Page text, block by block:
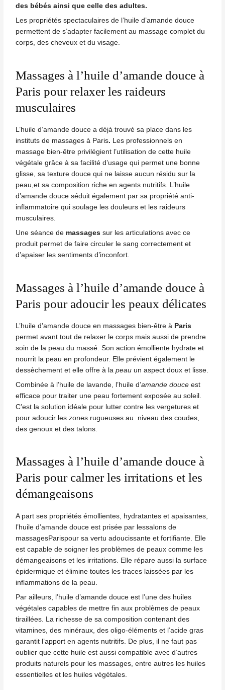
des bébés ainsi que celle des adultes.
Les propriétés spectaculaires de l’huile d’amande douce
permettent de s’adapter facilement au massage complet du
corps, des cheveux et du visage.
Massages à l’huile d’amande douce à
Paris pour relaxer les raideurs
musculaires
L’huile d’amande douce a déjà trouvé sa place dans les
instituts de massages à Paris. Les professionnels en
massage bien-être privilégient l’utilisation de cette huile
végétale grâce à sa facilité d’usage qui permet une bonne
glisse, sa texture douce qui ne laisse aucun résidu sur la
peau,et sa composition riche en agents nutritifs. L’huile
d’amande douce séduit également par sa propriété anti-
inflammatoire qui soulage les douleurs et les raideurs
musculaires.
Une séance de massages sur les articulations avec ce
produit permet de faire circuler le sang correctement et
d’apaiser les sentiments d’inconfort.
Massages à l’huile d’amande douce à
Paris pour adoucir les peaux délicates
L’huile d’amande douce en massages bien-être à Paris
permet avant tout de relaxer le corps mais aussi de prendre
soin de la peau du massé. Son action émolliente hydrate et
nourrit la peau en profondeur. Elle prévient également le
dessèchement et elle offre à lapeau un aspect doux et lisse.
Combinée à l’huile de lavande, l’huile d’amande douceest
efficace pour traiter une peau fortement exposée au soleil.
C’est la solution idéale pour lutter contre les vergetures et
pour adoucir les zones rugueuses au niveau des coudes,
des genoux et des talons.
Massages à l’huile d’amande douce à
Paris pour calmer les irritations et les
démangeaisons
A part ses propriétés émollientes, hydratantes et apaisantes,
l’huile d’amande douce est prisée par lessalons de
massagesParispour sa vertu adoucissante et fortifiante. Elle
est capable de soigner les problèmes de peaux comme les
démangeaisons et les irritations. Elle répare aussi la surface
épidermique et élimine toutes les traces laissées par les
inflammations de la peau.
Par ailleurs, l’huile d’amande douce est l’une des huiles
végétales capables de mettre fin aux problèmes de peaux
tiraillées. La richesse de sa composition contenant des
vitamines, des minéraux, des oligo-éléments et l’acide gras
garantit l’apport en agents nutritifs. De plus, il ne faut pas
oublier que cette huile est aussi compatible avec d’autres
produits naturels pour les massages, entre autres les huiles
essentielles et les huiles végétales.